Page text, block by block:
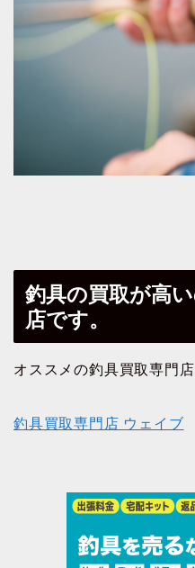
釣具の買取が高
店です。
オススメの釣具買取専門店
釣具買取専門店 ウェイブ